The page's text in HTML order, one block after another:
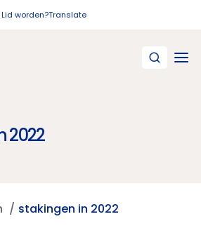
Lid worden?Translate
2022
stakingen in 2022